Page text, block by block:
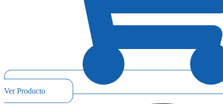
Ver Producto